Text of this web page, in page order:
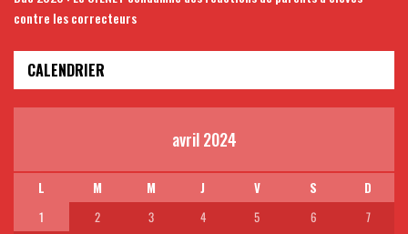
contre les correcteurs
CALENDRIER
avril 2024
L M M J V S
D
1
2 3 4 5 6
7